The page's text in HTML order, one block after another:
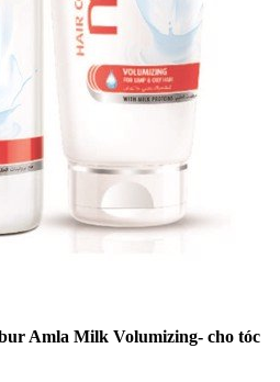
Amla Milk Volumizing- cho tóc